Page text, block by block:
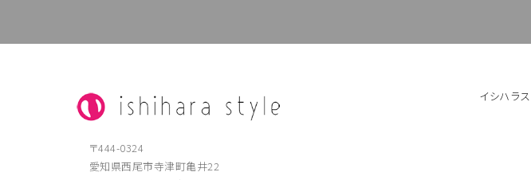
〒444-0324
愛知県西尾市寺津町亀井22
イシハラ